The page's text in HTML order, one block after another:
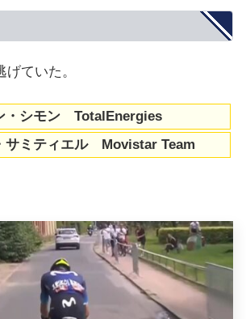
ていた。
・シモン TotalEnergies
サミティエル Movistar Team